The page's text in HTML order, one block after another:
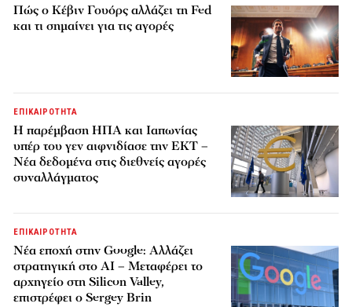
Πώς ο Κέβιν Γουόρς αλλάζει τη Fed
και τι σημαίνει για τις αγορές
ΕΠΙΚΑΙΡΟΤΗΤΑ
Η παρέμβαση ΗΠΑ και Ιαπωνίας
υπέρ του γεν αιφνιδίασε την ΕΚΤ –
Νέα δεδομένα στις διεθνείς αγορές
συναλλάγματος
ΕΠΙΚΑΙΡΟΤΗΤΑ
Νέα εποχή στην Google: Αλλάζει
στρατηγική στο AI – Μεταφέρει το
αρχηγείο στη Silicon Valley,
επιστρέφει ο Sergey Brin